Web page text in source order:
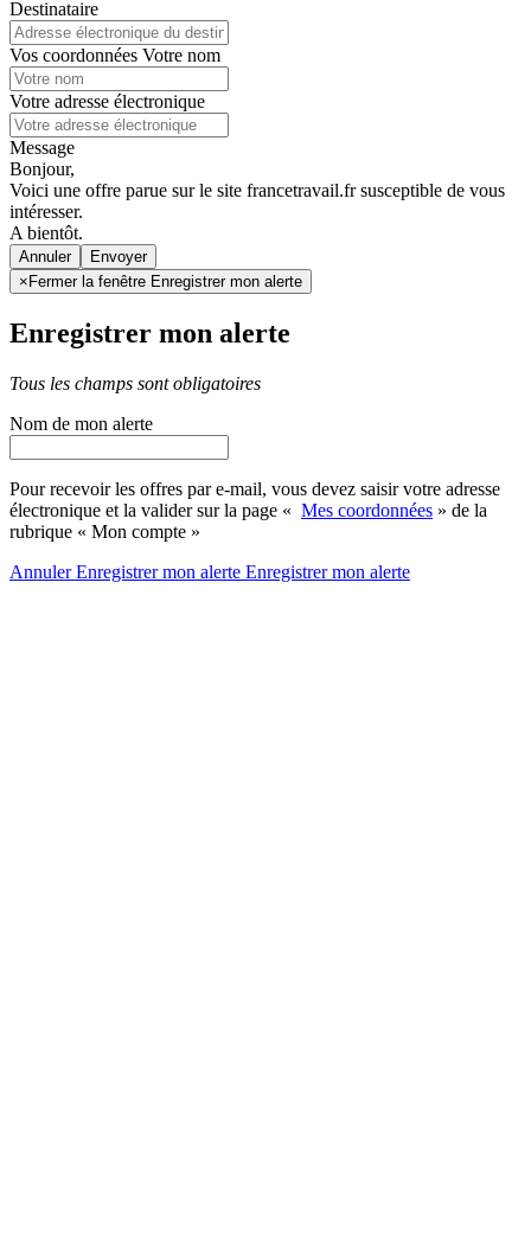
Destinataire
Vos coordonnées Votre nom
Votre adresse électronique
Message
Bonjour,
Voici une offre parue sur le site francetravail.fr susceptible de vous
intéresser.
A bientôt.
Annuler
× Fermer la fenêtre Enregistrer mon alerte
Enregistrer mon alerte
Tous les champs sont obligatoires
Nom de mon alerte
Pour recevoir les offres par e-mail, vous devez saisir votre adresse
électronique et la valider sur la page « Mes coordonnées » de la
rubrique « Mon compte »
AnnulerEnregistrer mon alerte Enregistrermon alerte